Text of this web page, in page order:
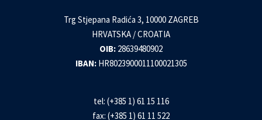
Trg Stjepana Radića 3, 10000 ZAGREB
HRVATSKA / CROATIA
OIB: 28639480902
IBAN: HR8023900011100021305
tel: (+385 1) 61 15 116
fax: (+385 1) 61 11 522